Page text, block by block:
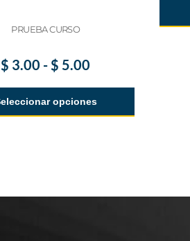
PRUEBA CURSO
$ 3.00 - $ 5.00
opciones